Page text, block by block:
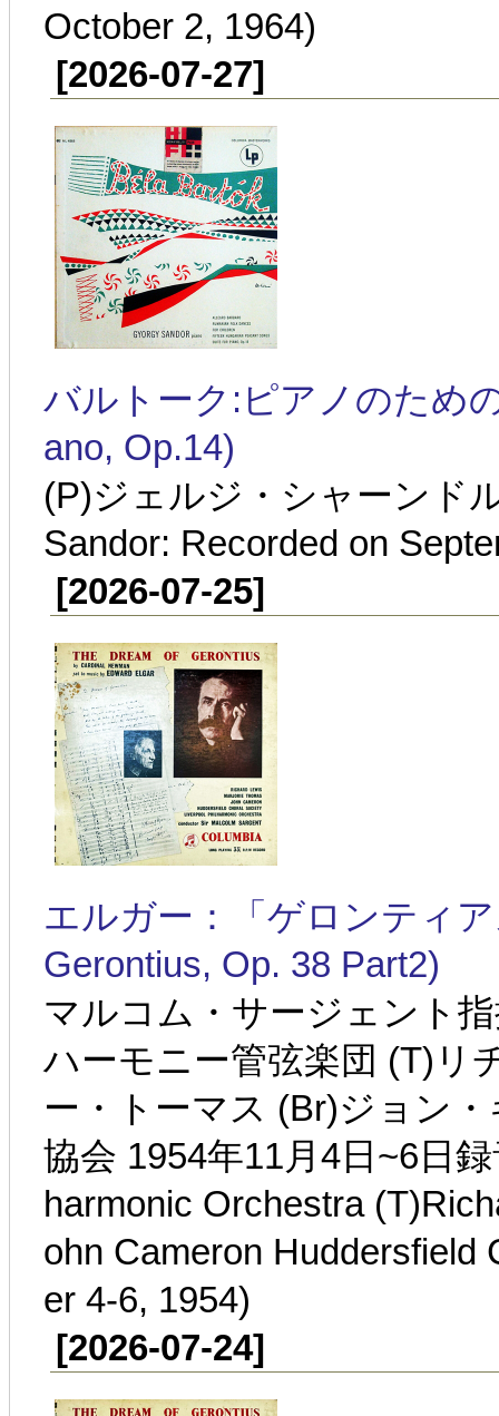
October 2, 1964)
[2026-07-27]
バルトーク:ピアノのため
ano, Op.14)
(P)ジェルジ・シャーンド
Sandor: Recorded on
[2026-07-25]
エルガー：「ゲロンティ
Gerontius, Op. 38 Part2)
マルコム・サージェント
ハーモニー管弦楽団 (T)リ
ー・トーマス (Br)ジョン
協会 1954年11月4日~6日
harmonic Orchestra
ohn Cameron Huddersfield
er 4-6, 1954)
[2026-07-24]